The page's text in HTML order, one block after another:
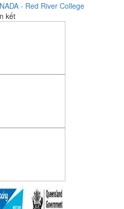
- Red River College
kết